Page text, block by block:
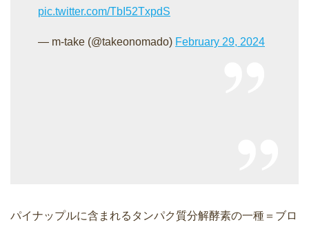
pic.twitter.com/TbI52TxpdS
— m-take (@takeonomado) February 29, 2024
パイナップルに含まれるタンパク質分解酵素の一種＝ブロ